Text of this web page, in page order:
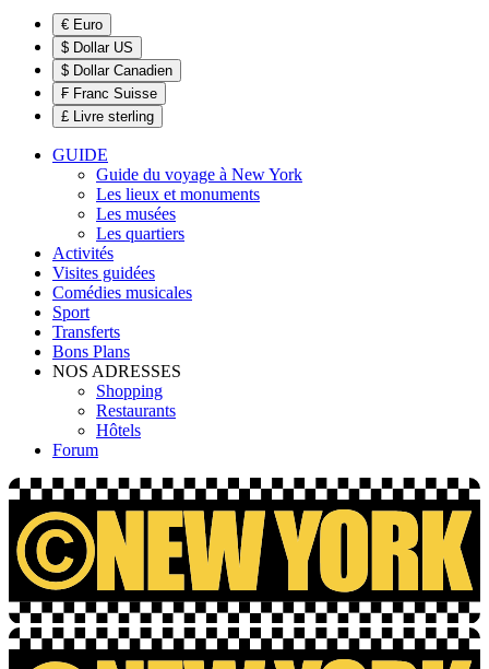
€ Euro
$ Dollar US
$ Dollar Canadien
₣ Franc Suisse
£ Livre sterling
GUIDE
Guide du voyage à New York
Les lieux et monuments
Les musées
Les quartiers
Activités
Visites guidées
Comédies musicales
Sport
Transferts
Bons Plans
NOS ADRESSES
Shopping
Restaurants
Hôtels
Forum